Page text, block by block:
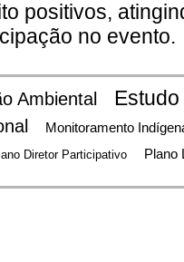
positivos,
no evento.
Ambiental
Monitoramento
Diretor Participativo
Plano